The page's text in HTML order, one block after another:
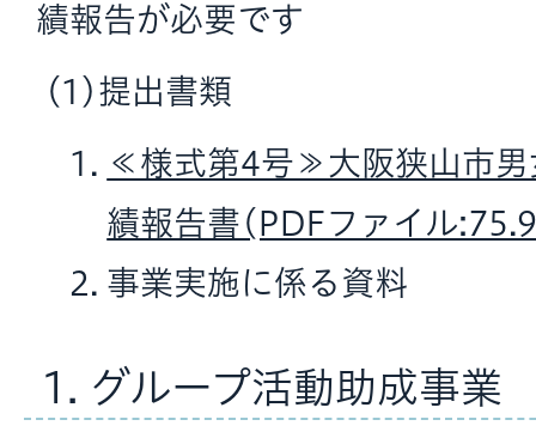
績報告が必要です
(1)提出書類
≪様式第4号≫大阪狭山市男
績報告書(PDFファイル
事業実施に係る資料
1. グループ活動助成事業